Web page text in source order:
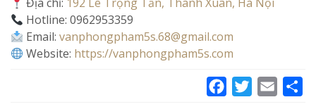
Hotline: 0962953359
Email:vanphongpham5s.68@gmail.com
Website: https://vanphongpham5s.com
FacebookTwitterEmail